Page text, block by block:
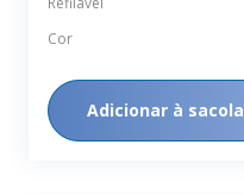
Cor
Adicionar à sacola